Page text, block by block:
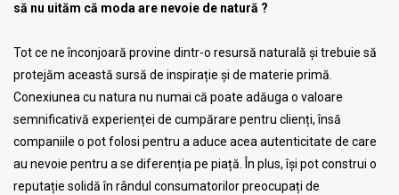
să nu uităm că moda are nevoie de natură ?
Tot ce ne înconjoară provine dintr-o resursă naturală și trebuie să
protejăm această sursă de inspirație și de materie primă.
Conexiunea cu natura nu numai că poate adăuga o valoare
semnificativă experienței de cumpărare pentru clienți, însă
companiile o pot folosi pentru a aduce acea autenticitate de care
au nevoie pentru a se diferenția pe piață. În plus, își pot construi o
reputație solidă în rândul consumatorilor preocupați de